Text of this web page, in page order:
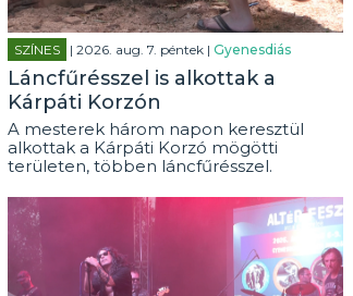
SZÍNES | 2026. aug. 7. péntek | Gyenesdiás
Láncfűrésszel is alkottak a
Kárpáti Korzón
A mesterek három napon keresztül
alkottak a Kárpáti Korzó mögötti
területen, többen láncfűrésszel.